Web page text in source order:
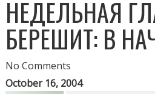
НЕДЕЛЬНАЯ
БЕРЕШИТ: В
No Comments
October 16, 2004